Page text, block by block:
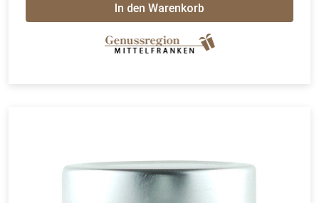
In den Warenkorb